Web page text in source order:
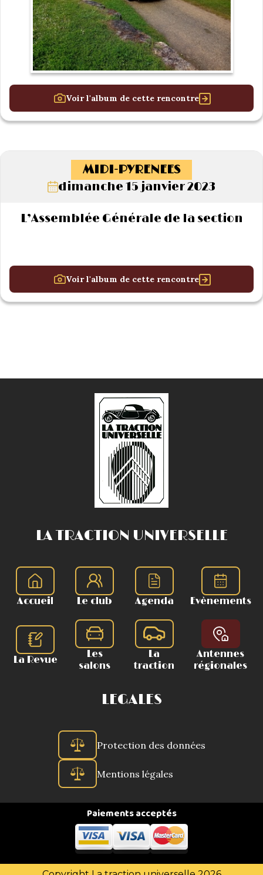
Voir l'album de cette rencontre
MIDI-PYRENEES
dimanche 15 janvier 2023
L’Assemblée Générale de la section
Voir l'album de cette rencontre
LA TRACTION UNIVERSELLE
Accueil Le club Agenda Evènements
La Revue
Les
salons
La
traction
Antennes
régionales
LEGALES
Protection des données
Mentions légales
Paiements acceptés